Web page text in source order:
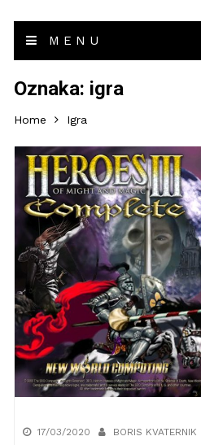
MENU
Oznaka: igra
Home Igra
17/03/2020 BORIS KVATERNIK